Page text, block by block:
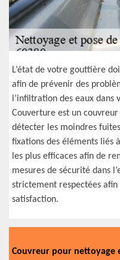
L’état de votre gouttière
afin de prévenir des
l’infiltration des eaux
Couverture est un
détecter les moindres
fixations des éléments liés
les plus efficaces afin de
mesures de sécurité dans
strictement respectées
satisfaction.
Couvreur pour nettoyage